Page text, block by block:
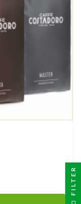
FILTER